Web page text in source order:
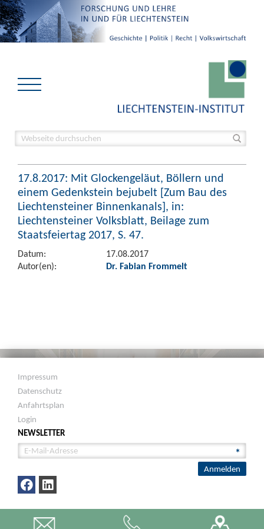
17.8.2017: Mit Glockengeläut, Böllern und
einem Gedenkstein bejubelt [Zum Bau des
Liechtensteiner Binnenkanals], in:
Liechtensteiner Volksblatt, Beilage zum
Staatsfeiertag 2017, S. 47.
Datum:
17.08.2017
Autor(en):
Dr. Fabian Frommelt
Impressum
Datenschutz
Anfahrtsplan
Login
NEWSLETTER